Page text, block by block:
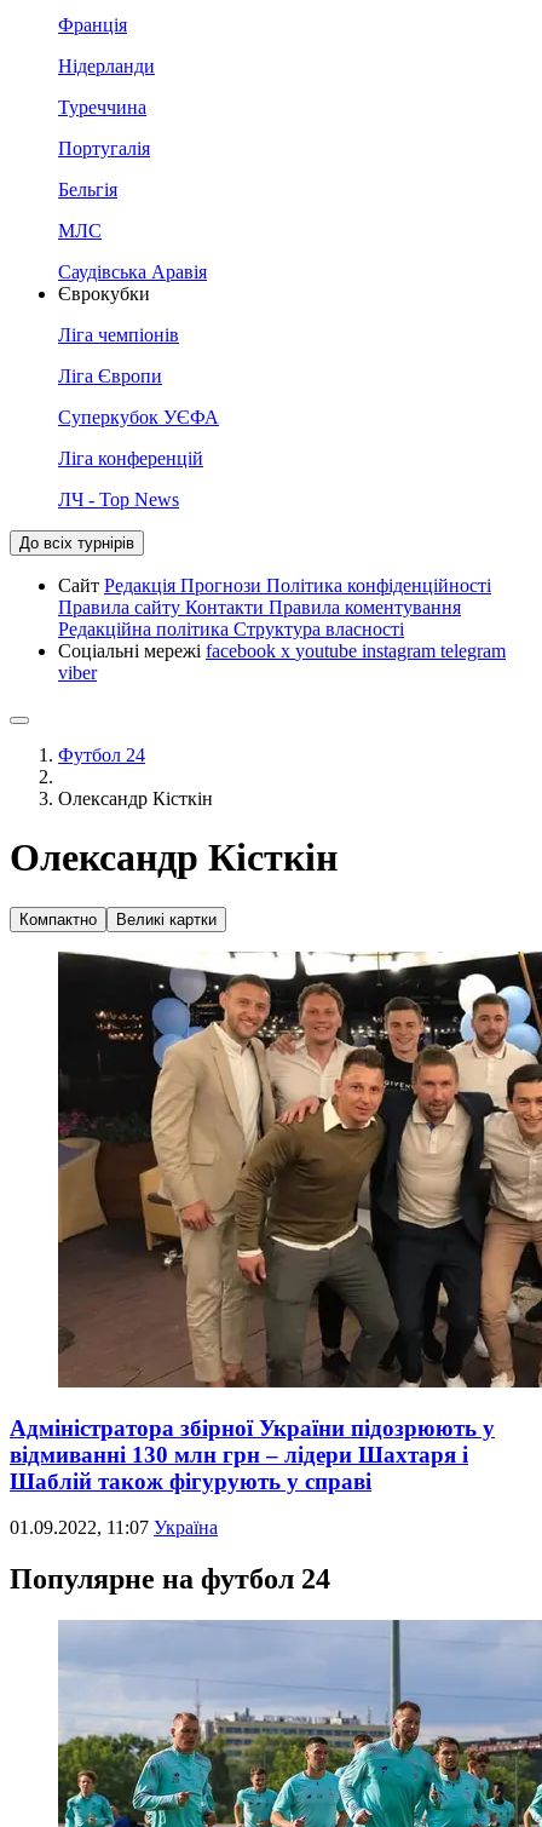
Франція
Нідерланди
Туреччина
Португалія
Бельгія
МЛС
Саудівська Аравія
Єврокубки
Ліга чемпіонів
Ліга Європи
Суперкубок УЄФА
Ліга конференцій
ЛЧ - Top News
До всіх турнірів
Сайт Редакція Прогнози Політика конфіденційності
Правила сайту Контакти Правила коментування
Редакційна політика Структура власності
Соціальні мережі facebook x youtube instagram telegram
viber
Футбол 24
Олександр Кісткін
Олександр Кісткін
Компактно Великі картки
Адміністратора збірної України підозрюють у
відмиванні 130 млн грн – лідери Шахтаря і
Шаблій також фігурують у справі
01.09.2022, 11:07 Україна
Популярне на футбол 24